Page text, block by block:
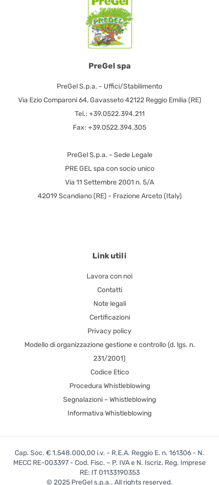
PreGel spa
PreGel S.p.a. - Uffici/Stabilimento
Via Ezio Comparoni 64, Gavasseto 42122 Reggio Emilia (RE)
Tel.: +39.0522.394.211
Fax: +39.0522.394.305
PreGel S.p.a. - Sede Legale
PRE GEL spa con socio unico
Via 11 Settembre 2001 n. 5/A
42019 Scandiano (RE) - Frazione Arceto (Italy)
Link utili
Lavora con noi
Contatti
Note legali
Certificazioni
Privacy policy
Modello di organizzazione gestione e controllo (d. lgs. n.
231/2001)
Codice Etico
Procedura Whistleblowing
Segnalazioni – Whistleblowing
Informativa Whistleblowing
Cap. Soc. € 1.548.000,00 i.v. - R.E.A. Reggio E. n. 161306 - N.
MECC RE-003397 - Cod. Fisc. – P. IVA e N. Iscriz. Reg. Imprese
RE: IT 01133190353
© 2025 PreGel s.p.a.. All rights reserved.